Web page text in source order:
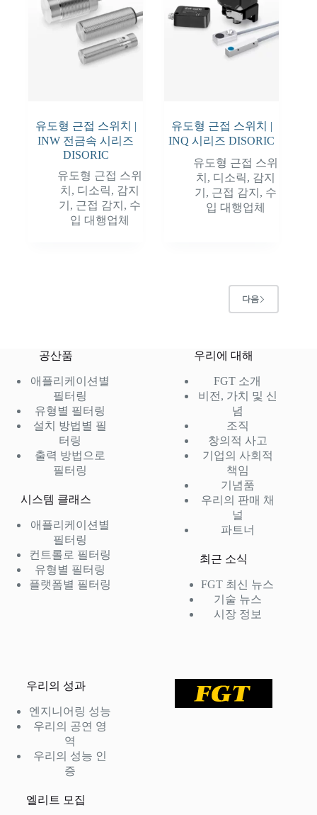
유도형 근접 스위치 |
INW 전금속 시리즈
DISORIC
유도형 근접 스위
치 , 디소릭, 감지
기 , 근접 감지 , 수
입 대행업체
유도형 근접 스위치 |
INQ 시리즈 DISORIC
유도형 근접 스위
치 , 디소릭, 감지
기 , 근접 감지 , 수
입 대행업체
다음
공산품
애플리케이션별
필터링
유형별 필터링
설치 방법별 필
터링
출력 방법으로
필터링
시스템 클래스
애플리케이션별
필터링
컨트롤로 필터링
유형별 필터링
플랫폼별 필터링
우리에 대해
FGT 소개
비전, 가치 및 신
념
조직
창의적 사고
기업의 사회적
책임
기념품
우리의 판매 채
널
파트너
최근 소식
FGT 최신 뉴스
기술 뉴스
시장 정보
우리의 성과
엔지니어링 성능
우리의 공연 영
역
우리의 성능 인
증
엘리트 모집